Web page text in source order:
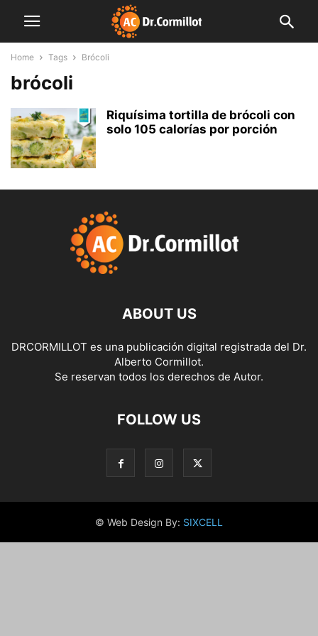
Home Tags Brócoli
brócoli
Riquísima tortilla de brócoli con
solo 105 calorías por porción
ABOUT US
DRCORMILLOT es una publicación digital registrada del Dr.
Alberto Cormillot.
Se reservan todos los derechos de Autor.
FOLLOW US
© Web Design By: SIXCELL